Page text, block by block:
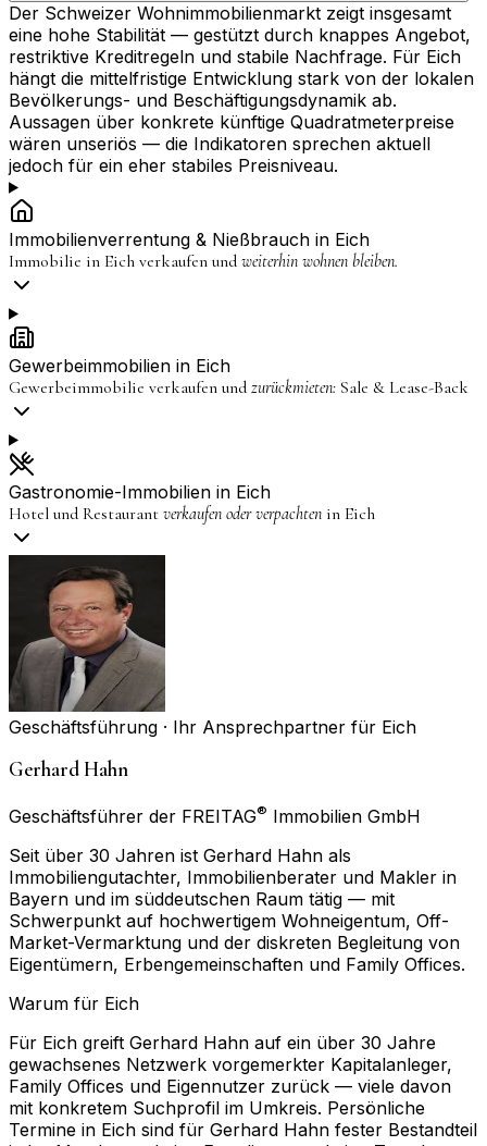
Der Schweizer Wohnimmobilienmarkt zeigt insgesamt
eine hohe Stabilität — gestützt durch knappes Angebot,
restriktive Kreditregeln und stabile Nachfrage. Für Eich
hängt die mittelfristige Entwicklung stark von der lokalen
Bevölkerungs- und Beschäftigungsdynamik ab.
Aussagen über konkrete künftige Quadratmeterpreise
wären unseriös — die Indikatoren sprechen aktuell
jedoch für ein eher stabiles Preisniveau.
Immobilienverrentung & Nießbrauch in Eich
Immobilie in Eich verkaufen und weiterhin wohnen bleiben.
Gewerbeimmobilien in Eich
Gewerbeimmobilie verkaufen und zurückmieten: Sale & Lease-Back
Gastronomie-Immobilien in Eich
Hotel und Restaurant verkaufen oder verpachten in Eich
Geschäftsführung · Ihr Ansprechpartner für Eich
Gerhard Hahn
Geschäftsführer der FREITAG® Immobilien GmbH
Seit über 30 Jahren ist Gerhard Hahn als
Immobiliengutachter, Immobilienberater und Makler in
Bayern und im süddeutschen Raum tätig — mit
Schwerpunkt auf hochwertigem Wohneigentum, Off-
Market-Vermarktung und der diskreten Begleitung von
Eigentümern, Erbengemeinschaften und Family Offices.
Warum für Eich
Für Eich greift Gerhard Hahn auf ein über 30 Jahre
gewachsenes Netzwerk vorgemerkter Kapitalanleger,
Family Offices und Eigennutzer zurück — viele davon
mit konkretem Suchprofil im Umkreis. Persönliche
Termine in Eich sind für Gerhard Hahn fester Bestandteil